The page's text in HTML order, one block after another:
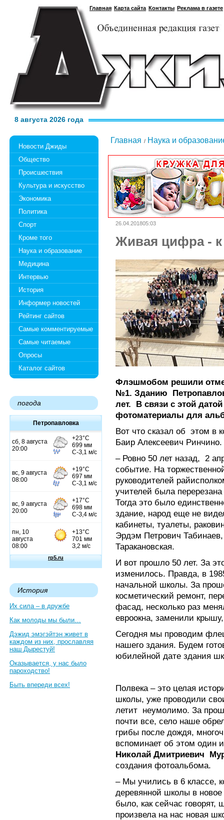
Главная Карта сайта Контакты Реклама в газете
8 августа 2026 года
Новости Джиды
Общество
Происшествия
Культура и искусство
Экономика
Политика
Спорт
Кроме того
Наука и образование
Медицина
Интервью
История
Информер новостей
Рейтинг сайтов
Самые комментируемые
Самые читаемые
Опросы
Каталог сайтов
погода
Петропавловка
История
Их сила – в дружбе
Как молоды мы были…
Дэжид эмэгэйтэн живет в
каждом из них, прославляя
наш Дырестуй!
Оказывается, у нас было
пароходство!
Быть впереди всех!
Главная Наука и
26.04.201805:03
Живая цифра -
Флэшмобом решили
№1. Зданию
лет. В связи с этой
фотоматериалы для
Вот что сказал об этом в
Баир Алексеевич Ринчино.
– Ровно 50 лет назад, 2
событие. На
руководителей
учителей была
Тогда это было
здание, народ еще не
кабинеты, туалеты,
Эрдэм Петрович
Таракановская.
И вот прошло 50 лет. За
изменилось. Правда, в
начальной школы. За
косметический ремонт,
фасад, несколько раз
евроокна, заменили
Сегодня мы проводим
нашего здания. Будем
юбилейной дате здания
Полвека – это целая
школы, уже проводили
летит неумолимо. За
почти все, село наше
грибы после дождя,
вспоминает об этом один
Николай Дмитриевич
создания фотоальбома.
– Мы учились в 6 классе,
деревянной школы в
было, как сейчас говорят,
произвела на нас новая